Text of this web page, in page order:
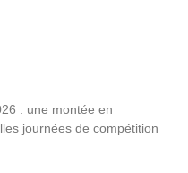
: une montée en
journées de compétition